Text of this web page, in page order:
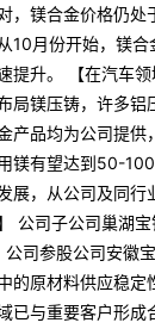
，镁合金价格仍处
10月份开始，镁
提升。 【在汽车
局镁压铸，许多
产品均为公司提
镁有望达到50-
展，从公司及同
公司子公司巢湖
司参股公司安徽
的原材料供应稳定
已与重要客户形